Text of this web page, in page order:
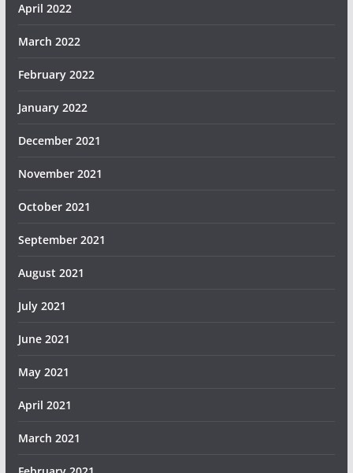
April 2022
March 2022
February 2022
January 2022
December 2021
November 2021
October 2021
September 2021
August 2021
July 2021
June 2021
May 2021
April 2021
March 2021